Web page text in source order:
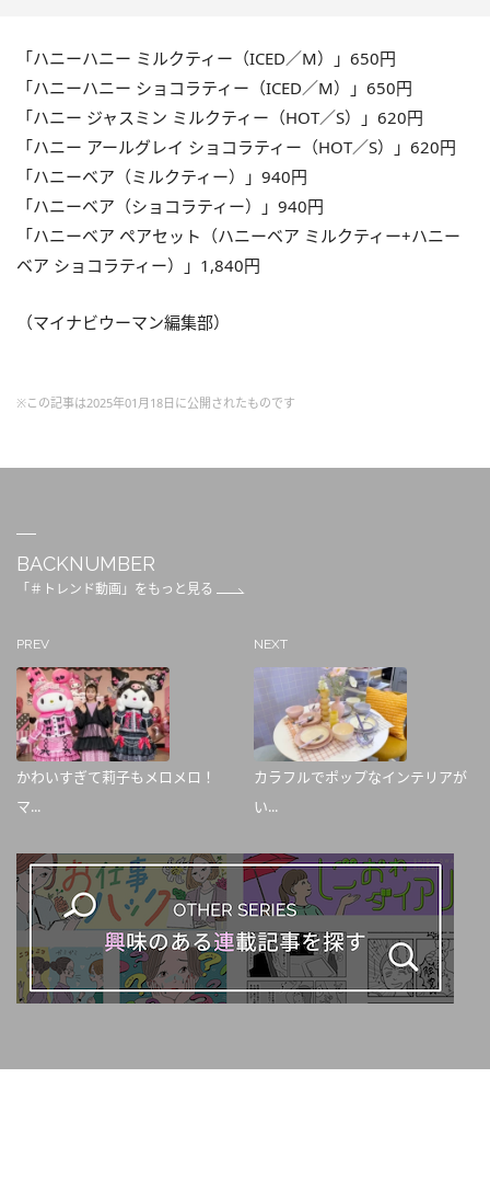
「ハニーハニー ミルクティー（ICED／M）」650円
「ハニーハニー ショコラティー（ICED／M）」650円
「ハニー ジャスミン ミルクティー（HOT／S）」620円
「ハニー アールグレイ ショコラティー（HOT／S）」620円
「ハニーベア（ミルクティー）」940円
「ハニーベア（ショコラティー）」940円
「ハニーベア ペアセット（ハニーベア ミルクティー+ハニー
ベア ショコラティー）」1,840円
（マイナビウーマン編集部）
※この記事は2025年01月18日に公開されたものです
BACKNUMBER
「＃トレンド動画」をもっと見る
PREV
かわいすぎて莉子もメロメロ！
マ...
NEXT
カラフルでポップなインテリアが
い...